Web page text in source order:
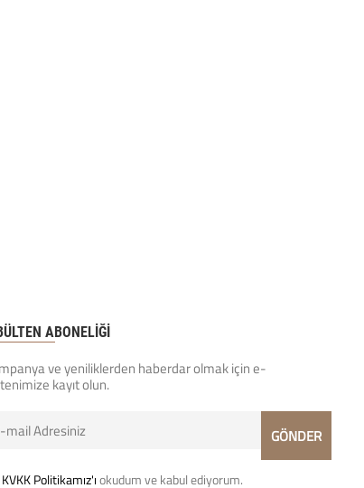
ABONELİĞİ
ve yeniliklerden haberdar olmak için e-
kayıt olun.
KVKK Politikamız'ıokudum ve kabul ediyorum.